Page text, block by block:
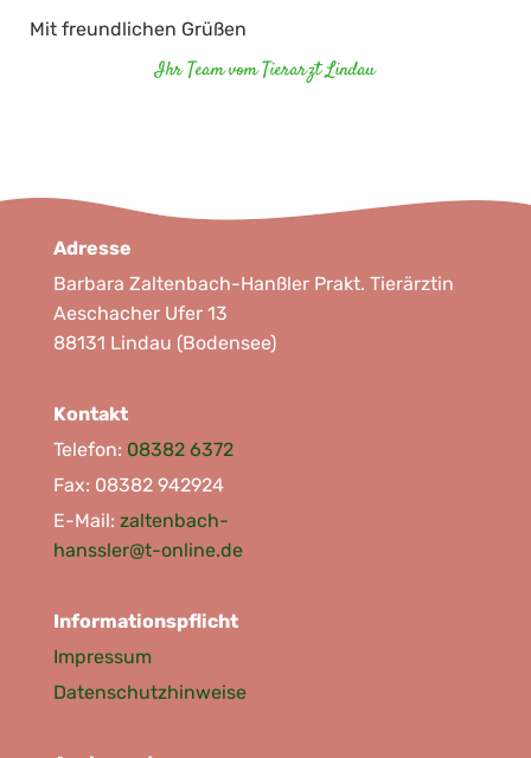
Mit freundlichen Grüßen
Ihr Team vom Tierarzt Lindau
Adresse
Barbara Zaltenbach-Hanßler Prakt. Tierärztin
Aeschacher Ufer 13
88131 Lindau (Bodensee)
Kontakt
Telefon: 08382 6372
Fax: 08382 942924
E-Mail: zaltenbach-
hanssler@t-online.de
Informationspflicht
Impressum
Datenschutzhinweise